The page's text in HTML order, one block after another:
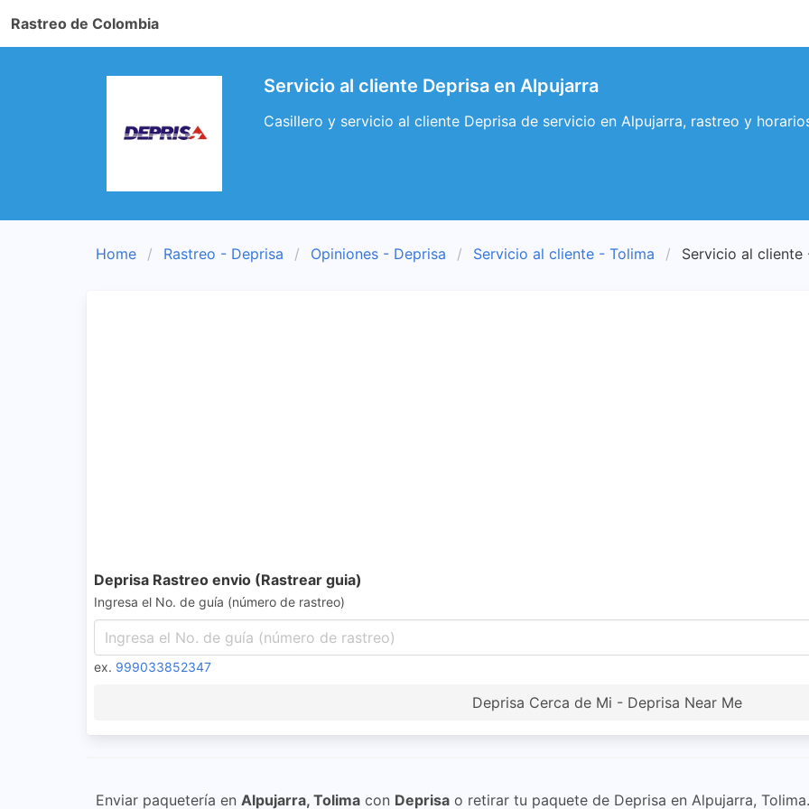
Rastreo de Colombia
Servicio al cliente Deprisa en Alpujarra
Casillero y servicio al cliente Deprisa de servicio en Alpujarra, rastreo y
Home Rastreo - Deprisa Opiniones - Deprisa Servicio al cliente - Tolima Servicio al cliente
Deprisa Rastreo envio (Rastrear guia)
Ingresa el No. de guía (número de rastreo)
ex. 999033852347
Deprisa Cerca de Mi - Deprisa Near Me
Enviar paquetería en Alpujarra, Tolima con Deprisa o retirar tu paquete de Deprisa en Alpujarra, Tolima.